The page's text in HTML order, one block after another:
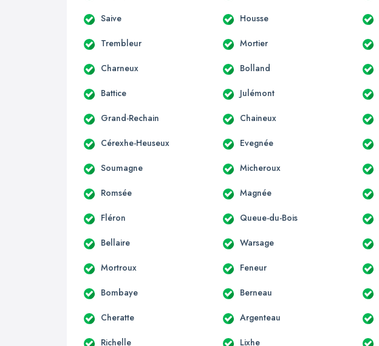
Saive Housse
Trembleur Mortier
Charneux Bolland
Battice Julémont
Grand-Rechain Chaineux
Cérexhe-Heuseux Evegnée
Soumagne Micheroux
Romsée Magnée
Fléron Queue-du-Bois
Bellaire Warsage
Mortroux Feneur
Bombaye Berneau
Cheratte Argenteau
Richelle Lixhe